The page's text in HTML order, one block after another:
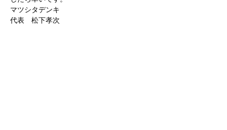
マツシタデンキ
代表 松下孝次